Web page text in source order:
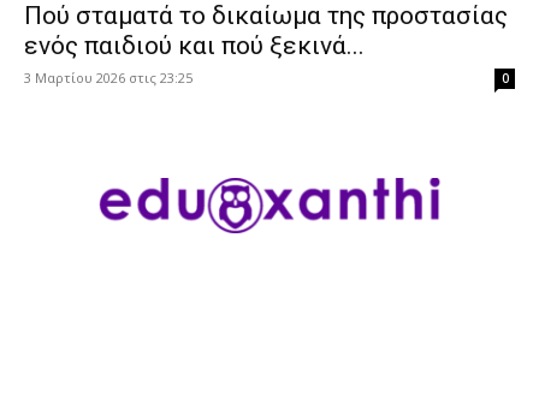
Πού σταματά το δικαίωμα της προστασίας
ενός παιδιού και πού ξεκινά...
3 Μαρτίου 2026 στις 23:25 0